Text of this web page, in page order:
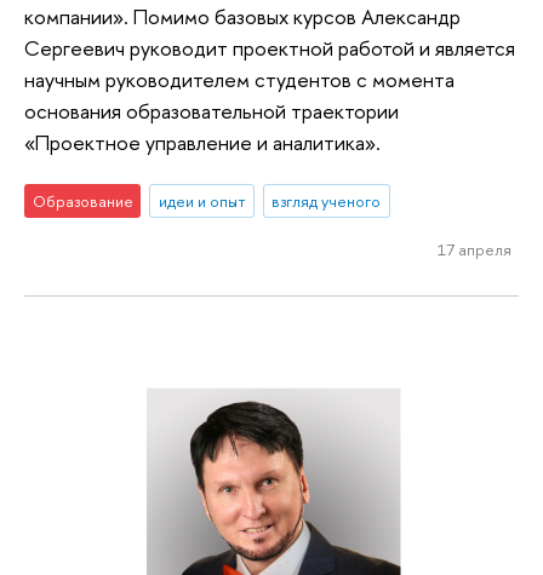
компании». Помимо базовых курсов Александр
Сергеевич руководит проектной работой и является
научным руководителем студентов с момента
основания образовательной траектории
«Проектное управление и аналитика».
Образование идеи и опыт взгляд ученого
17 апреля